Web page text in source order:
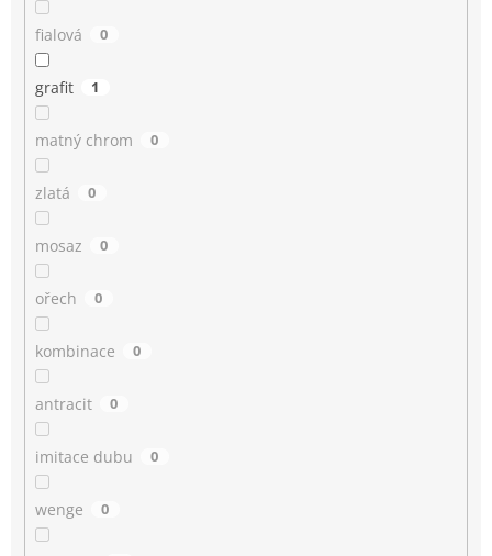
fialová 0
grafit 1
matný chrom 0
zlatá 0
mosaz 0
ořech 0
kombinace 0
antracit 0
imitace dubu 0
wenge 0